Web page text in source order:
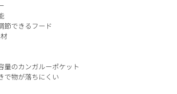
節できるフード
量のカンガルーポケット
で物が落ちにくい